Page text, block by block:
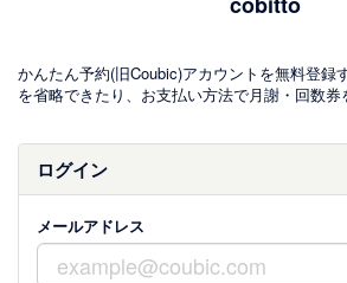
かんたん予約(旧Coubic)アカウントを無料登録
を省略できたり、お支払い方法で月謝・回数券
ログイン
メールアドレス